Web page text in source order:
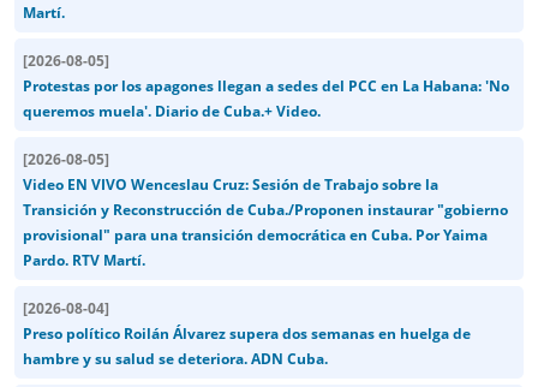
Martí.
[2026-08-05]
Protestas por los apagones llegan a sedes del PCC en La Habana: 'No
queremos muela'. Diario de Cuba.+ Video.
[2026-08-05]
Video EN VIVO Wenceslau Cruz: Sesión de Trabajo sobre la
Transición y Reconstrucción de Cuba./Proponen instaurar "gobierno
provisional" para una transición democrática en Cuba. Por Yaima
Pardo. RTV Martí.
[2026-08-04]
Preso político Roilán Álvarez supera dos semanas en huelga de
hambre y su salud se deteriora. ADN Cuba.